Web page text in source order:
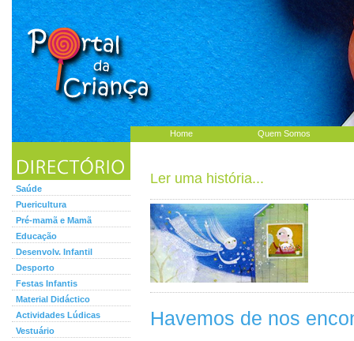
Home Quem Somos
Saúde
Puericultura
Pré-mamã e Mamã
Educação
Desenvolv. Infantil
Desporto
Festas Infantis
Material Didáctico
Actividades Lúdicas
Vestuário
Ler uma história...
Havemos de nos